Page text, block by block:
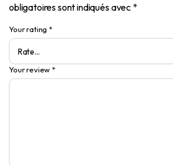
obligatoires sont indiqués avec *
Your rating *
Your review *